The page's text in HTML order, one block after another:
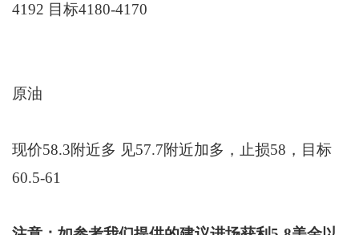
4192 目标4180-4170
原油
现价58.3附近多 见57.7附近加多，止损58，目标
60.5-61